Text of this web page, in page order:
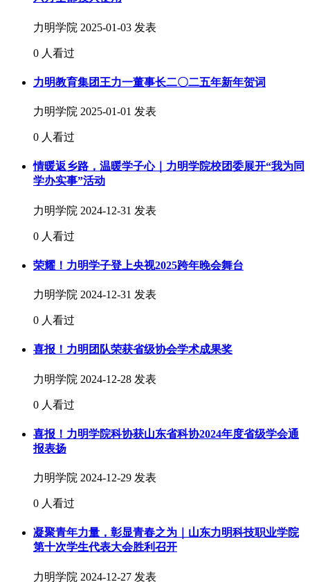
力明学院 2025-01-03 发表
0 人看过
力明教育集团王力一董事长二〇二五年新年贺词
力明学院 2025-01-01 发表
0 人看过
情暖返乡路，温暖学子心｜力明学院校团委展开“我为同
学办实事”活动
力明学院 2024-12-31 发表
0 人看过
荣耀！力明学子登上央视2025跨年晚会舞台
力明学院 2024-12-31 发表
0 人看过
喜报！力明团队荣获省级协会学术成果奖
力明学院 2024-12-28 发表
0 人看过
喜报！力明学院科协获山东省科协2024年度省级学会通
报表扬
力明学院 2024-12-29 发表
0 人看过
凝聚青年力量，彰显青春之为｜山东力明科技职业学院
第十次学生代表大会胜利召开
力明学院 2024-12-27 发表